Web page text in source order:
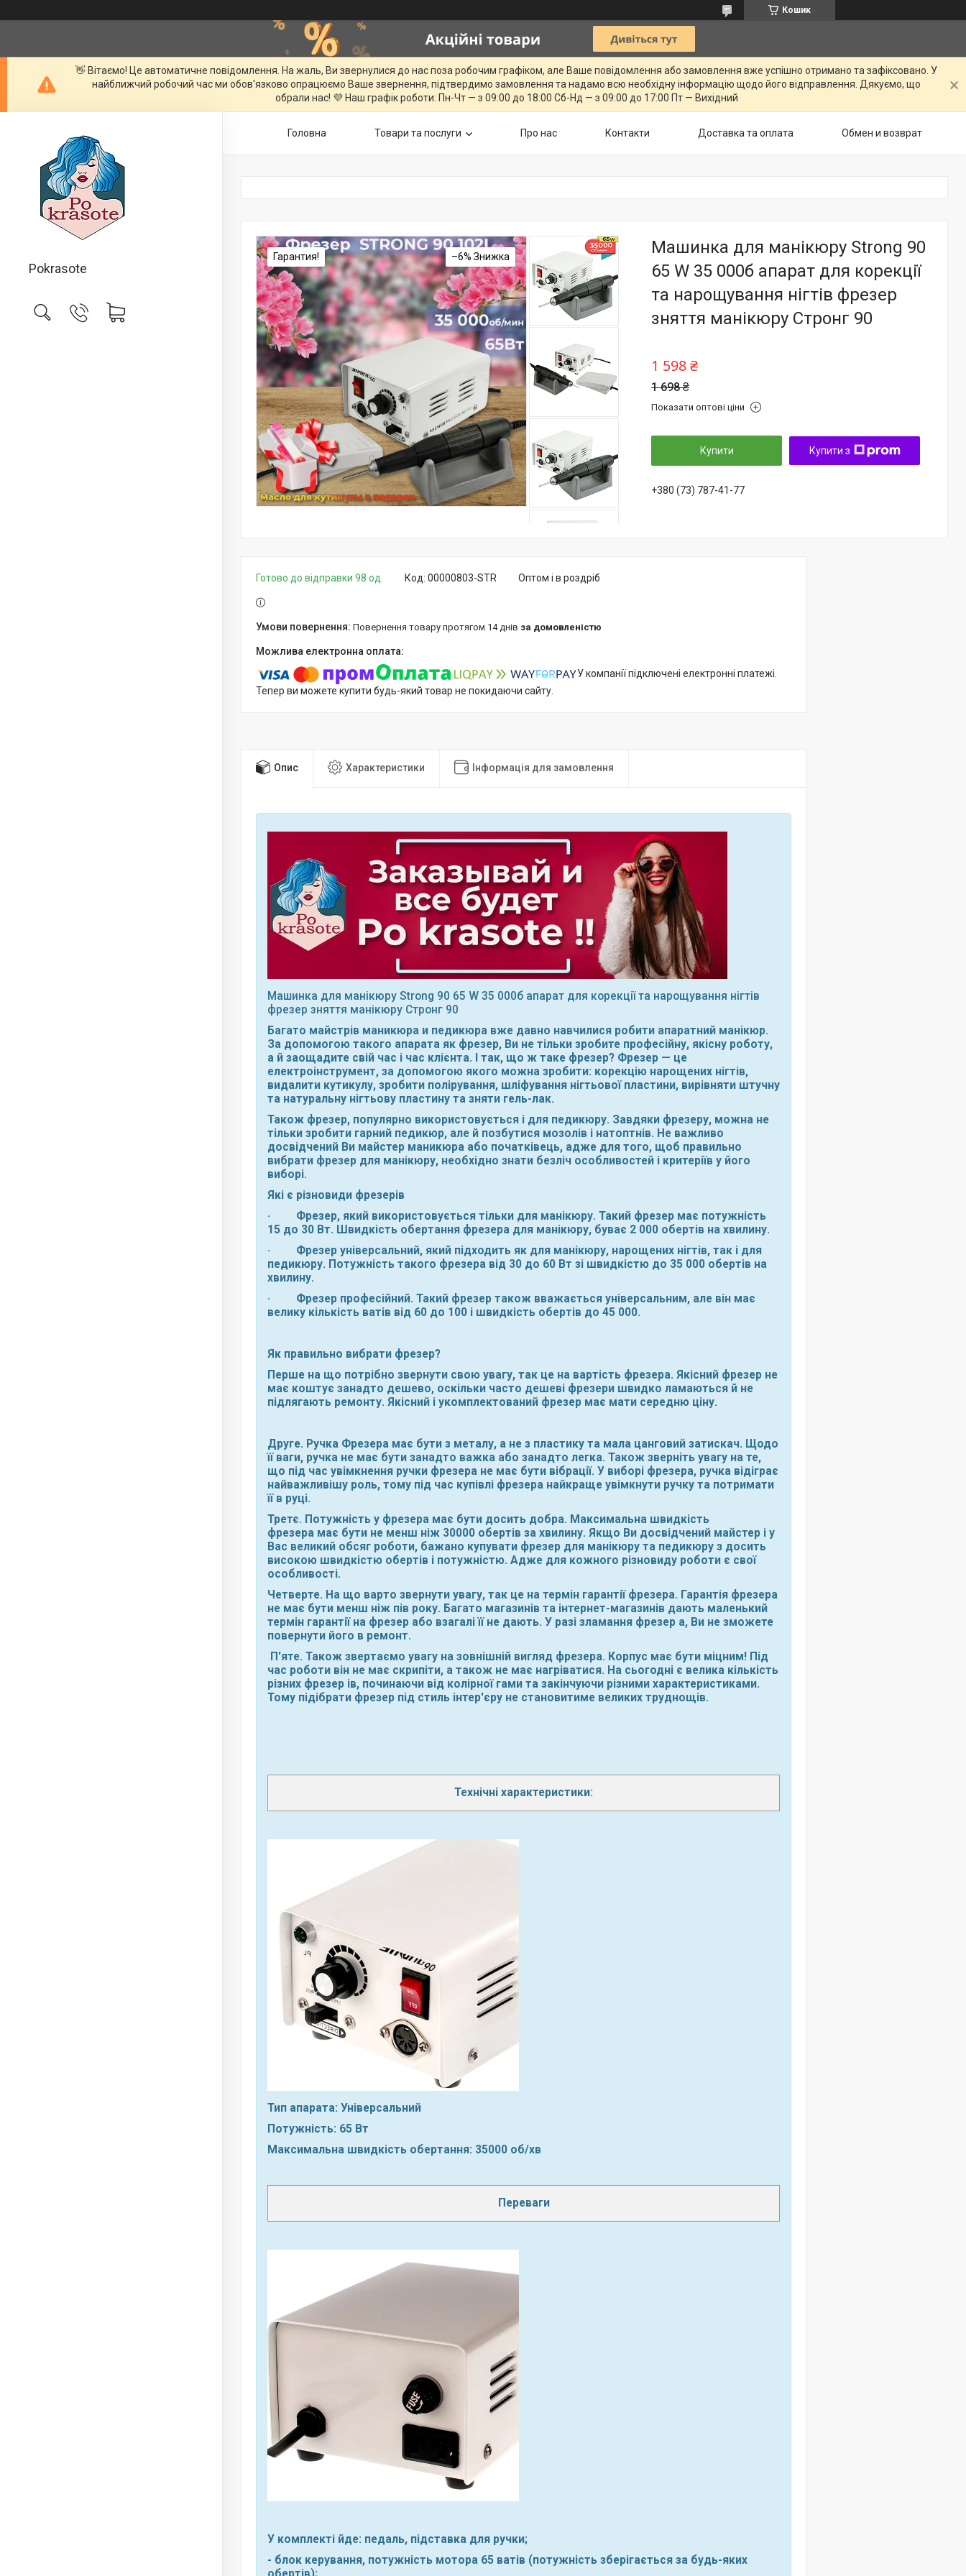
Кошик
👋 Вітаємо! Це автоматичне повідомлення. На жаль, Ви звернулися до нас поза робочим графіком, але Ваше повідомлення або замовлення вже успішно отримано та зафіксовано. У
найближчий робочий час ми обов'язково опрацюємо Ваше звернення, підтвердимо замовлення та надамо всю необхідну інформацію щодо його відправлення. Дякуємо, що
обрали нас! 💜 Наш графік роботи: Пн-Чт — з 09:00 до 18:00 Сб-Нд — з 09:00 до 17:00 Пт — Вихідний
Pokrasote
Головна Товари та послуги Про нас Контакти Доставка та оплата Обмен и возврат
Гарантия! –6%
Машинка для манікюру Strong 90
65 W 35 000б апарат для корекції
та нарощування нігтів фрезер
зняття манікюру Стронг 90
1 698 ₴
1 598 ₴
Показати оптові ціни
Купити Купити з
+380 (73) 787-41-77
Готово до відправки 98 од. Оптом і в роздріб
Код: 00000803-STR
повернення товару протягом 14 днів за домовленістю
У компанії підключені електронні платежі.
Тепер ви можете купити будь-який товар не покидаючи сайту.
Опис Характеристики Інформація для замовлення
Машинка для манікюру Strong 90 65 W 35 000б апарат для корекції та нарощування нігтів
фрезер зняття манікюру Стронг 90
Багато майстрів маникюра и педикюра вже давно навчилися робити апаратний манікюр.
За допомогою такого апарата як фрезер, Ви не тільки зробите професійну, якісну роботу,
а й заощадите свій час і час клієнта. І так, що ж таке фрезер? Фрезер — це
електроінструмент, за допомогою якого можна зробити: корекцію нарощених нігтів,
видалити кутикулу, зробити полірування, шліфування нігтьової пластини, вирівняти штучну
та натуральну нігтьову пластину та зняти гель-лак.
Також фрезер, популярно використовується і для педикюру. Завдяки фрезеру, можна не
тільки зробити гарний педикюр, але й позбутися мозолів і натоптнів. Не важливо
досвідчений Ви майстер маникюра або початківець, адже для того, щоб правильно
вибрати фрезер для манікюру, необхідно знати безліч особливостей і критеріїв у його
виборі.
Які є різновиди фрезерів
· Фрезер, який використовується тільки для манікюру. Такий фрезер має потужність
15 до 30 Вт. Швидкість обертання фрезера для манікюру, буває 2 000 обертів на хвилину.
· Фрезер універсальний, який підходить як для манікюру, нарощених нігтів, так і для
педикюру. Потужність такого фрезера від 30 до 60 Вт зі швидкістю до 35 000 обертів на
хвилину.
· Фрезер професійний. Такий фрезер також вважається універсальним, але він має
велику кількість ватів від 60 до 100 і швидкість обертів до 45 000.
Як правильно вибрати фрезер?
Перше на що потрібно звернути свою увагу, так це на вартість фрезера. Якісний фрезер не
має коштує занадто дешево, оскільки часто дешеві фрезери швидко ламаються й не
підлягають ремонту. Якісний і укомплектований фрезер має мати середню ціну.
Друге. Ручка Фрезера має бути з металу, а не з пластику та мала цанговий затискач. Щодо
її ваги, ручка не має бути занадто важка або занадто легка. Також зверніть увагу на те,
що під час увімкнення ручки фрезера не має бути вібрації. У виборі фрезера, ручка відіграє
найважливішу роль, тому під час купівлі фрезера найкраще увімкнути ручку та потримати
її в руці.
Третє. Потужність у фрезера має бути досить добра. Максимальна швидкість
фрезера має бути не менш ніж 30000 обертів за хвилину. Якщо Ви досвідчений майстер і у
Вас великий обсяг роботи, бажано купувати фрезер для манікюру та педикюру з досить
високою швидкістю обертів і потужністю. Адже для кожного різновиду роботи є свої
особливості.
Четверте. На що варто звернути увагу, так це на термін гарантії фрезера. Гарантія фрезера
не має бути менш ніж пів року. Багато магазинів та інтернет-магазинів дають маленький
термін гарантії на фрезер або взагалі її не дають. У разі зламання фрезер а, Ви не зможете
повернути його в ремонт.
П'яте. Також звертаємо увагу на зовнішній вигляд фрезера. Корпус має бути міцним! Під
час роботи він не має скрипіти, а також не має нагріватися. На сьогодні є велика кількість
різних фрезер ів, починаючи від колірної гами та закінчуючи різними характеристиками.
Тому підібрати фрезер під стиль інтер'єру не становитиме великих труднощів.
Технічні характеристики:
Тип апарата: Універсальний
Потужність: 65 Вт
Максимальна швидкість обертання: 35000 об/хв
Переваги
У комплекті йде: педаль, підставка для ручки;
- блок керування, потужність мотора 65 ватів (потужність зберігається за будь-яких